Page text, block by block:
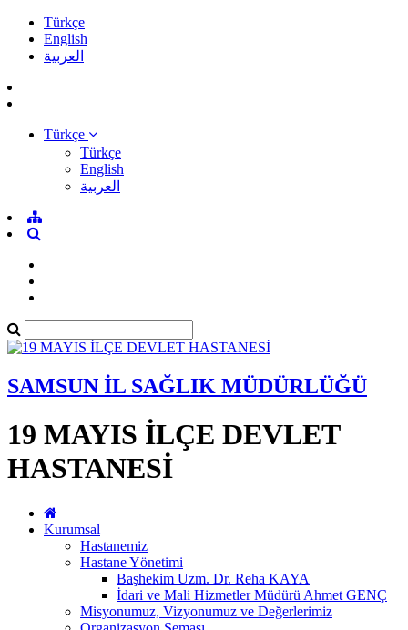
Türkçe
English
العربية
Türkçe
Türkçe
English
العربية
SAMSUN İL SAĞLIK MÜDÜRLÜĞÜ
19 MAYIS İLÇE DEVLET
HASTANESİ
Kurumsal
Hastanemiz
Hastane Yönetimi
Başhekim Uzm. Dr. Reha KAYA
İdari ve Mali Hizmetler Müdürü Ahmet GENÇ
Misyonumuz, Vizyonumuz ve Değerlerimiz